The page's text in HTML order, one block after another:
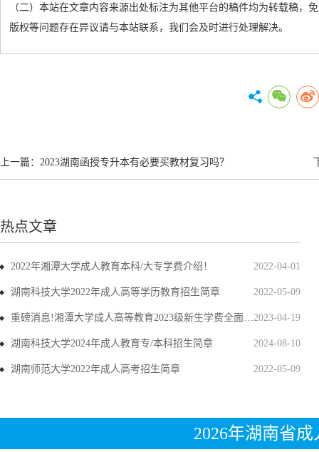
（二）本站在文章内容来源出处标注为其他平台的稿件均为转载稿
版权等问题存在异议请与本站联系，我们会及时进行处理解决。
上一篇： 2023湖南函授专升本有必要买教材复习吗？
热点文章
2022-04-01
2022年湘潭大学成人教育本科/大专学费介绍！
2022-05-09
湖南科技大学2022年成人高等学历教育招生简章
2023-04-19
重磅消息!湘潭大学成人高等教育2023级新生学费全面上调
2024-08-10
湖南科技大学2024年成人教育专/本科招生简章
2022-05-09
湖南师范大学2022年成人高考招生简章
2026年湖南省